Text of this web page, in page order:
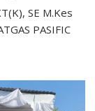
SE M.Kes
PASIFIC